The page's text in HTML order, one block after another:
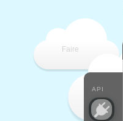
Faire
API